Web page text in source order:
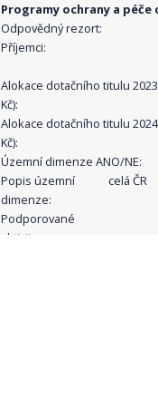
Programy ochrany a
Odpovědný rezort:
Příjemci:
Alokace dotačního titulu
Kč):
Alokace dotačního titulu
Kč):
Územní dimenze ANO/NE:
Popis územní
dimenze:
celá ČR
Podporované
aktivity: